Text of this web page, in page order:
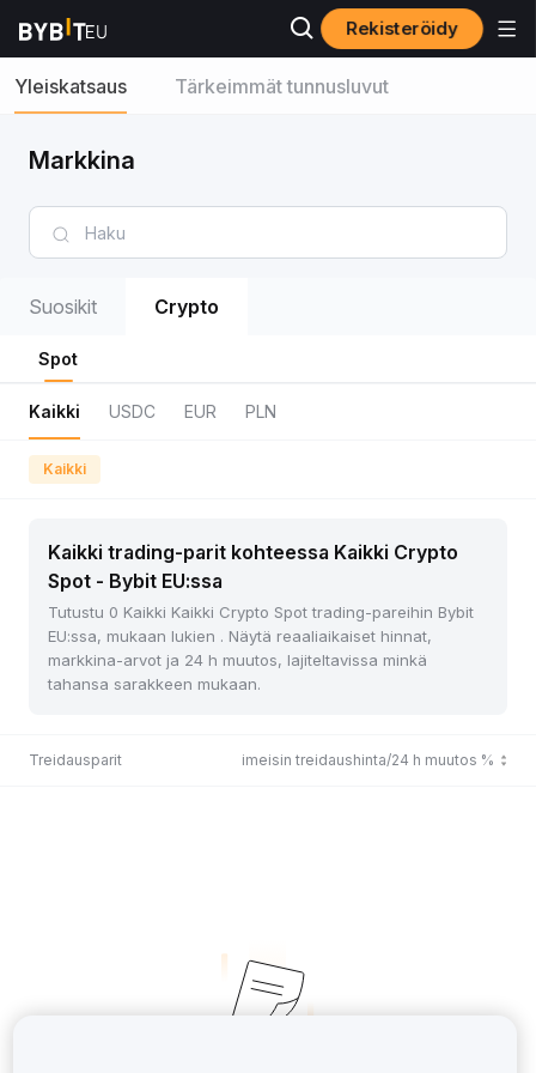
Rekisteröidy
Yleiskatsaus Tärkeimmät tunnusluvut
Markkina
Suosikit Crypto
Spot
Kaikki USDC EUR PLN
Kaikki
Kaikki trading-parit kohteessa Kaikki Crypto
Spot - Bybit EU:ssa
Tutustu 0 Kaikki Kaikki Crypto Spot trading-pareihin Bybit
EU:ssa, mukaan lukien . Näytä reaaliaikaiset hinnat,
markkina-arvot ja 24 h muutos, lajiteltavissa minkä
tahansa sarakkeen mukaan.
Treidausparit Viimeisin treidaushinta/24 h muutos %